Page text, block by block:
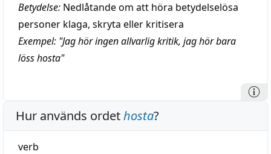
Betydelse: Nedlåtande om att höra betydelselösa
personer klaga, skryta eller kritisera
Exempel: "Jag hör ingen allvarlig kritik, jag hör bara
löss hosta"
Hur används ordethosta?
verb